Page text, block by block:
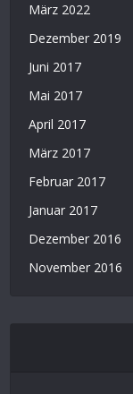
März 2022
Dezember 2019
Juni 2017
Mai 2017
April 2017
März 2017
Februar 2017
Januar 2017
Dezember 2016
November 2016